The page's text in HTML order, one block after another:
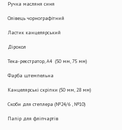
Ручка масляня синя
Олівець чорнографітний
Ластик канцелярський
Дірокол
Тека-реєстратор, А4 (50 мм, 75 мм)
Фарба штемпельна
Канцелярські скріпки (50 мм, 28 мм)
Скоби для степлера (№24/6 , №10)
Папір для фліпчартів